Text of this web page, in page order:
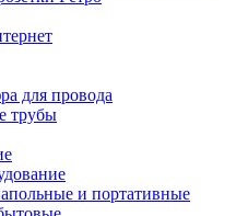
для провода
трубы
и портативные